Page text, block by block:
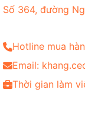
Số 364, đường
Hotline mua
Email:
Thời gian làm